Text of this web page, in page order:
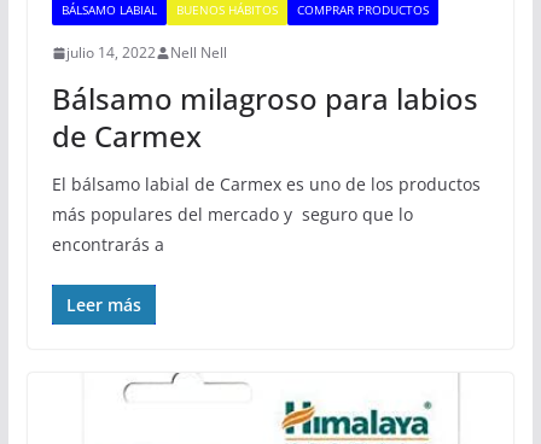
BÁLSAMO LABIAL BUENOS HÁBITOS COMPRAR PRODUCTOS
julio 14, 2022 Nell Nell
Bálsamo milagroso para labios
de Carmex
El bálsamo labial de Carmex es uno de los productos
más populares del mercado y seguro que lo
encontrarás a
Leer más